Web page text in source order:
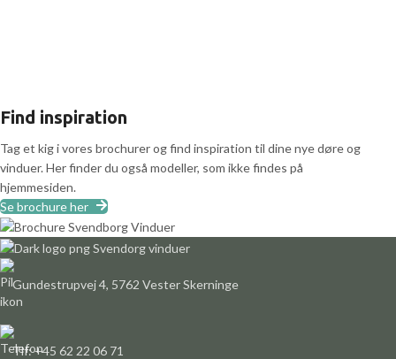
Find inspiration
Tag et kig i vores brochurer og find inspiration til dine nye døre og
vinduer. Her finder du også modeller, som ikke findes på
hjemmesiden.
Se brochure her
Gundestrupvej 4, 5762 Vester Skerninge
Tlf: +45 62 22 06 71